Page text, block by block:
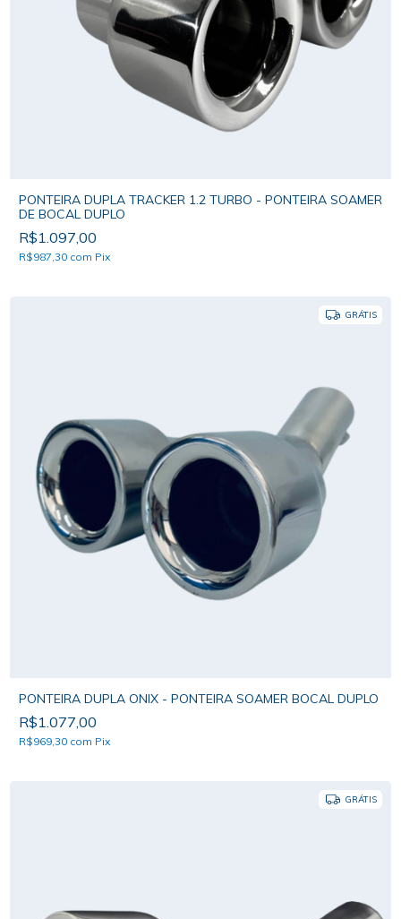
PONTEIRA DUPLA TRACKER 1.2 TURBO - PONTEIRA SOAMER
DE BOCAL DUPLO
R$1.097,00
R$987,30 com Pix
GRÁTIS
PONTEIRA DUPLA ONIX - PONTEIRA SOAMER BOCAL DUPLO
R$1.077,00
R$969,30 com Pix
GRÁTIS